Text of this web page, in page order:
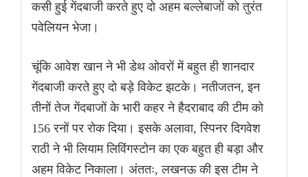
कसी हुई गेंदबाजी करते हुए दो अहम बल्लेबाजों को तुरंत
पवेलियन भेजा।
चूंकि आवेश खान ने भी डेथ ओवरों में बहुत ही शानदार
गेंदबाजी करते हुए दो बड़े विकेट झटके। नतीजतन, इन
तीनों तेज गेंदबाजों के भारी कहर ने हैदराबाद की टीम को
156 रनों पर रोक दिया। इसके अलावा, स्पिनर दिगवेश
राठी ने भी लियाम लिविंगस्टोन का एक बहुत ही बड़ा और
अहम विकेट निकाला। अंततः, लखनऊ की इस टीम ने